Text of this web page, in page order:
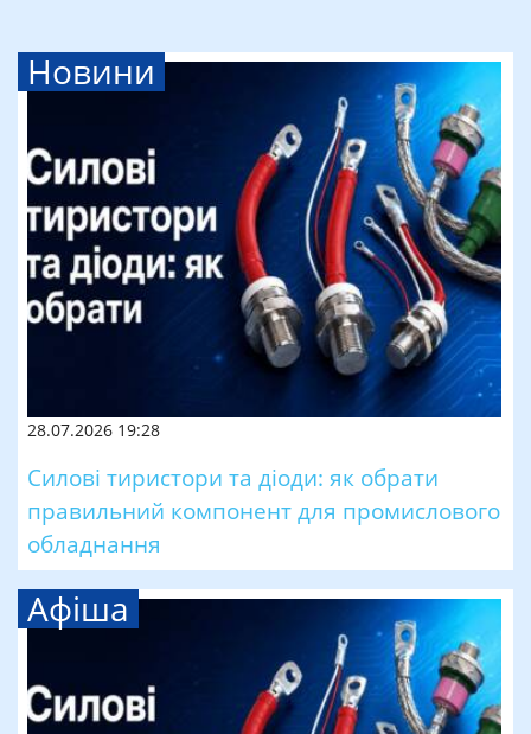
Новини
28.07.2026 19:28
Силові тиристори та діоди: як обрати
правильний компонент для промислового
обладнання
Афіша